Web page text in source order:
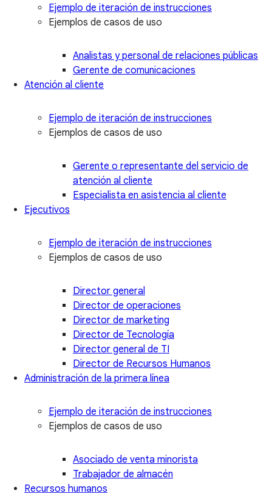
Ejemplo de iteración de instrucciones
Ejemplos de casos de uso
Analistas y personal de relaciones públicas
Gerente de comunicaciones
Atención al cliente
Ejemplo de iteración de instrucciones
Ejemplos de casos de uso
Gerente o representante del servicio de
atención al cliente
Especialista en asistencia al cliente
Ejecutivos
Ejemplo de iteración de instrucciones
Ejemplos de casos de uso
Director general
Director de operaciones
Director de marketing
Director de Tecnología
Director general de TI
Director de Recursos Humanos
Administración de la primera línea
Ejemplo de iteración de instrucciones
Ejemplos de casos de uso
Asociado de venta minorista
Trabajador de almacén
Recursos humanos